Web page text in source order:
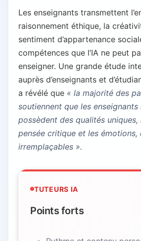
Les enseignants transmettent
raisonnement éthique, la
sentiment d’appartenance
compétences que l’IA ne peut
enseigner. Une grande étude
auprès d’enseignants et
a révélé que « la majorité des
soutiennent que les enseignants
possèdent des qualités
pensée critique et les émotions,
irremplaçables ».
TUTEURS IA
Points forts